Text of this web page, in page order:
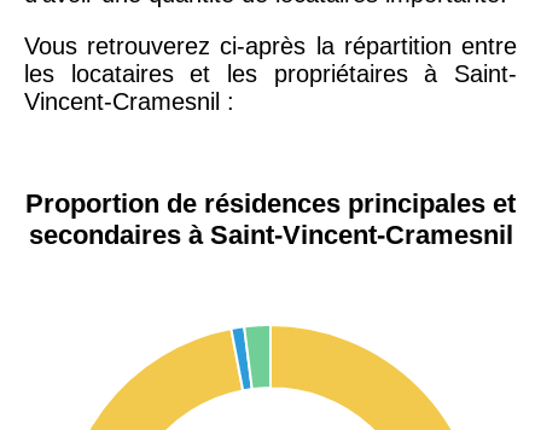
Vous retrouverez ci-après la répartition entre
les locataires et les propriétaires à Saint-
Vincent-Cramesnil :
Proportion de résidences principales et
secondaires à Saint-Vincent-Cramesnil